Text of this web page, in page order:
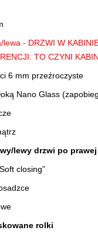
- DRZWI W
TO CZYNI
6 mm przeźroczyste
Nano Glass
lewy drzwi po
closing”
rolki